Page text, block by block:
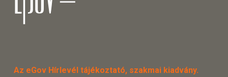
Az eGov Hírlevél tájékoztató, szakmai kiadvány.